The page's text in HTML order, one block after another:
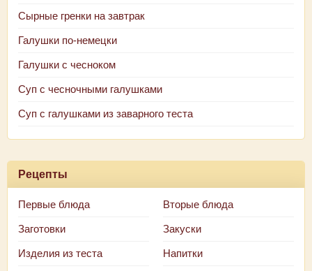
Сырные гренки на завтрак
Галушки по-немецки
Галушки с чесноком
Суп с чесночными галушками
Суп с галушками из заварного теста
Рецепты
Первые блюда Вторые блюда
Заготовки Закуски
Изделия из теста Напитки